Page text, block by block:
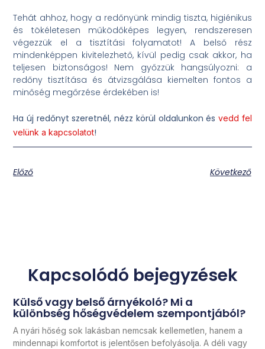
Tehát ahhoz, hogy a redőnyünk mindig tiszta, higiénikus
és tökéletesen működőképes legyen, rendszeresen
végezzük el a tisztítási folyamatot! A belső rész
mindenképpen kivitelezhető, kívül pedig csak akkor, ha
teljesen biztonságos! Nem győzzük hangsúlyozni: a
redőny tisztítása és átvizsgálása kiemelten fontos a
minőség megőrzése érdekében is!
Ha új redőnyt szeretnél, nézz körül oldalunkon és vedd fel
velünk a kapcsolatot!
Előző Következő
Kapcsolódó bejegyzések
Külső vagy belső árnyékoló? Mi a
különbség hőségvédelem szempontjából?
A nyári hőség sok lakásban nemcsak kellemetlen, hanem a
mindennapi komfortot is jelentősen befolyásolja. A déli vagy